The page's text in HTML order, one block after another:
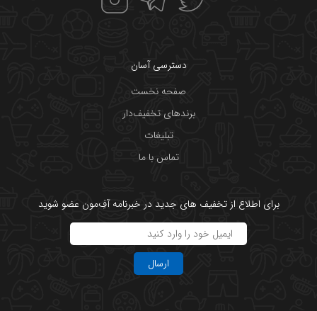
دسترسی آسان
صفحه نخست
برندهای تخفیف‌دار
تبلیغات
تماس با ما
برای اطلاع از تخفیف های جدید در خبرنامه آفِ‌مون عضو شوید
ارسال